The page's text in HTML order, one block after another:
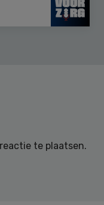
te plaatsen.